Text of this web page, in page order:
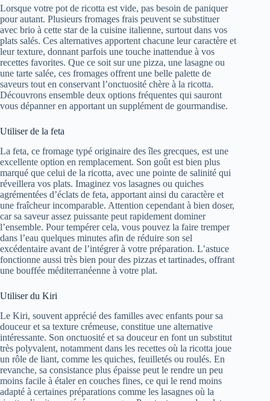
Lorsque votre pot de ricotta est vide, pas besoin de paniquer
pour autant. Plusieurs fromages frais peuvent se substituer
avec brio à cette star de la cuisine italienne, surtout dans vos
plats salés. Ces alternatives apportent chacune leur caractère et
leur texture, donnant parfois une touche inattendue à vos
recettes favorites. Que ce soit sur une pizza, une lasagne ou
une tarte salée, ces fromages offrent une belle palette de
saveurs tout en conservant l’onctuosité chère à la ricotta.
Découvrons ensemble deux options fréquentes qui sauront
vous dépanner en apportant un supplément de gourmandise.
Utiliser de la feta
La feta, ce fromage typé originaire des îles grecques, est une
excellente option en remplacement. Son goût est bien plus
marqué que celui de la ricotta, avec une pointe de salinité qui
réveillera vos plats. Imaginez vos lasagnes ou quiches
agrémentées d’éclats de feta, apportant ainsi du caractère et
une fraîcheur incomparable. Attention cependant à bien doser,
car sa saveur assez puissante peut rapidement dominer
l’ensemble. Pour tempérer cela, vous pouvez la faire tremper
dans l’eau quelques minutes afin de réduire son sel
excédentaire avant de l’intégrer à votre préparation. L’astuce
fonctionne aussi très bien pour des pizzas et tartinades, offrant
une bouffée méditerranéenne à votre plat.
Utiliser du Kiri
Le Kiri, souvent apprécié des familles avec enfants pour sa
douceur et sa texture crémeuse, constitue une alternative
intéressante. Son onctuosité et sa douceur en font un substitut
très polyvalent, notamment dans les recettes où la ricotta joue
un rôle de liant, comme les quiches, feuilletés ou roulés. En
revanche, sa consistance plus épaisse peut le rendre un peu
moins facile à étaler en couches fines, ce qui le rend moins
adapté à certaines préparations comme les lasagnes où la